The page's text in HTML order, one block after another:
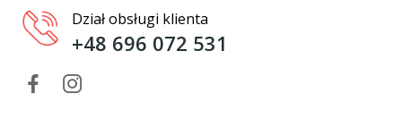
Dział obsługi klienta
+48 696 072 531